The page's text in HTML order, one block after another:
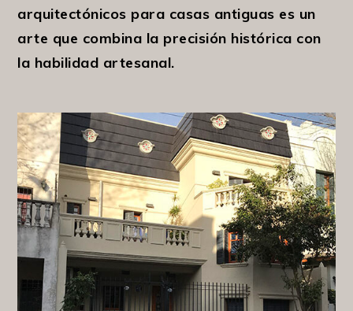
arquitectónicos para casas antiguas es un
arte que combina la precisión histórica con
la habilidad artesanal.